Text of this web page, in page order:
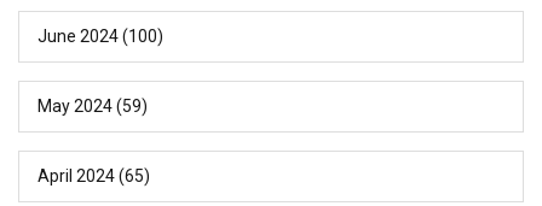
June 2024(100)
May 2024(59)
April 2024(65)